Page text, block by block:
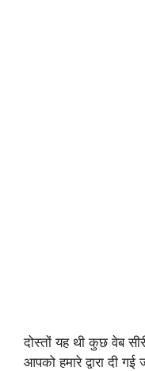
दोस्तों यह थी कुछ वेब
आपको हमारे द्वारा दी